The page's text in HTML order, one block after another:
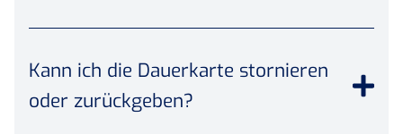
Kann ich die Dauerkarte stornieren
oder zurückgeben?